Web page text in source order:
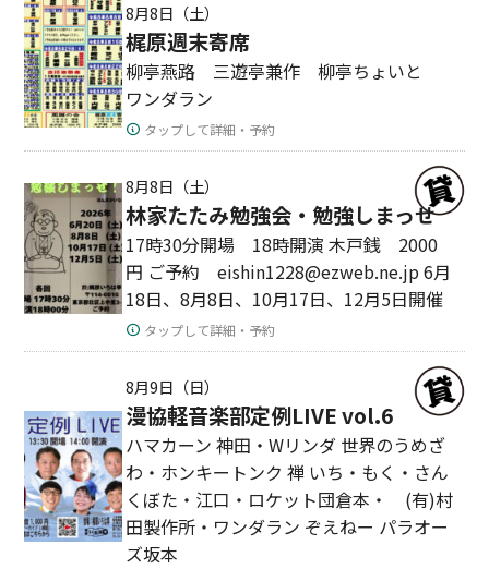
8月8日（土）
梶原週末寄席
柳亭燕路 三遊亭兼作 柳亭ちょいと
ワンダラン
タップして詳細・予約
8月8日（土）
林家たたみ勉強会・勉強しまっせ
17時30分開場 18時開演 木戸銭 2000
円 ご予約 eishin1228@ezweb.ne.jp 6月
18日、8月8日、10月17日、12月5日開催
タップして詳細・予約
8月9日（日）
漫協軽音楽部定例LIVE vol.6
ハマカーン 神田・Wリンダ 世界のうめざ
わ・ホンキートンク 禅 いち・もく・さん
くぼた・江口・ロケット団倉本・ (有)村
田製作所・ワンダラン ぞえねー パラオー
ズ坂本